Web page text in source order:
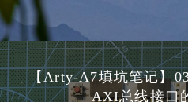
【Arty-A7填坑笔记】
AXI总线接口